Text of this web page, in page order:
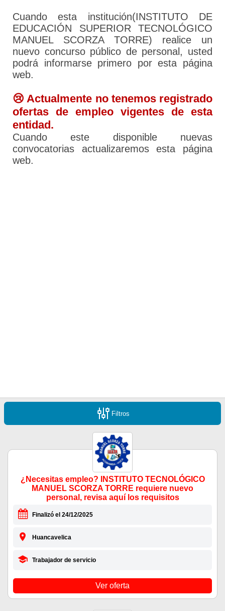
Cuando esta institución(INSTITUTO DE
EDUCACIÓN SUPERIOR TECNOLÓGICO
MANUEL SCORZA TORRE) realice un
nuevo concurso público de personal, usted
podrá informarse primero por esta página
web.
😢 Actualmente no tenemos registrado
ofertas de empleo vigentes de esta
entidad.
Cuando este disponible nuevas
convocatorias actualizaremos esta página
web.
Filtros
¿Necesitas empleo? INSTITUTO TECNOLÓGICO
MANUEL SCORZA TORRE requiere nuevo
personal, revisa aquí los requisitos
Finalizó el 24/12/2025
Huancavelica
Trabajador de servicio
Ver oferta